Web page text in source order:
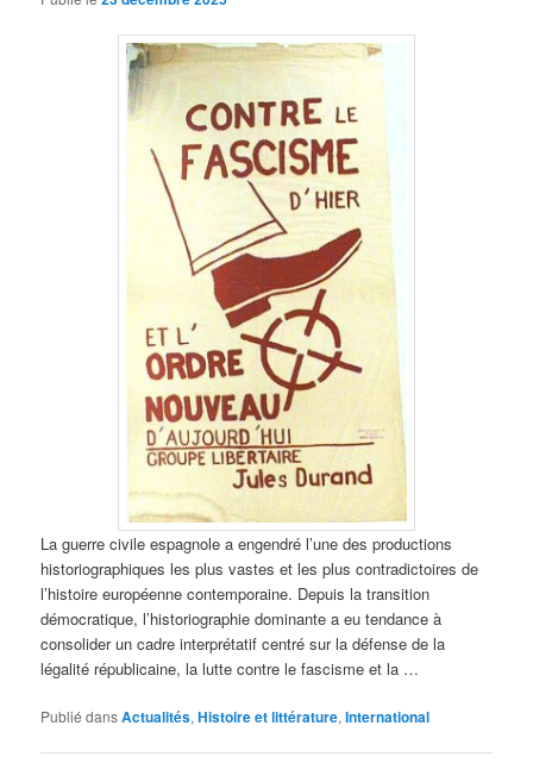
La guerre civile espagnole a engendré l’une des productions
historiographiques les plus vastes et les plus contradictoires de
l’histoire européenne contemporaine. Depuis la transition
démocratique, l’historiographie dominante a eu tendance à
consolider un cadre interprétatif centré sur la défense de la
légalité républicaine, la lutte contre le fascisme et la …
Publié dansActualités,Histoire et littérature,International